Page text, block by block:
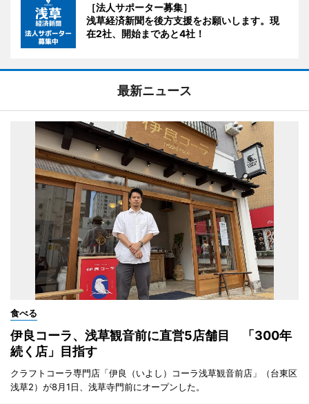
［法人サポーター募集］
浅草経済新聞を後方支援をお願いします。現
在2社、開始まであと4社！
最新ニュース
食べる
伊良コーラ、浅草観音前に直営5店舗目 「300年
続く店」目指す
クラフトコーラ専門店「伊良（いよし）コーラ浅草観音前店」（台東区
浅草2）が8月1日、浅草寺門前にオープンした。